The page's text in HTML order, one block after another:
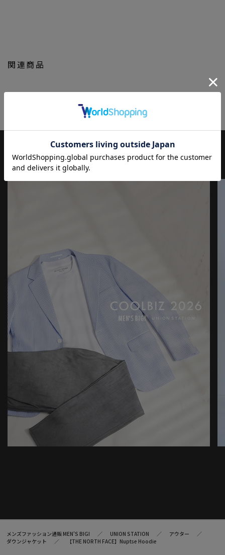
1968年にアメリカ・カリフォルニア州サンフランシスコにて、登
ブランド第一号の製品「スリーピングバッグ」は業界初の最低温
度規格を表示したことで顧客より厚い信頼を得た。
その後も真の機能性の追求と自然との共存を目指して、すべての
製品を開発している。
【UNION STATION by mens bigi/ユニオンステーション バイ メン
ズビギ】
関連商品
JOURNAL もっと見る
メンズファッション通販 MEN'S BIGI UNION STATION
アウター
ダウンジャケット
【THE NORTH FACE】Nuptse Hoodie